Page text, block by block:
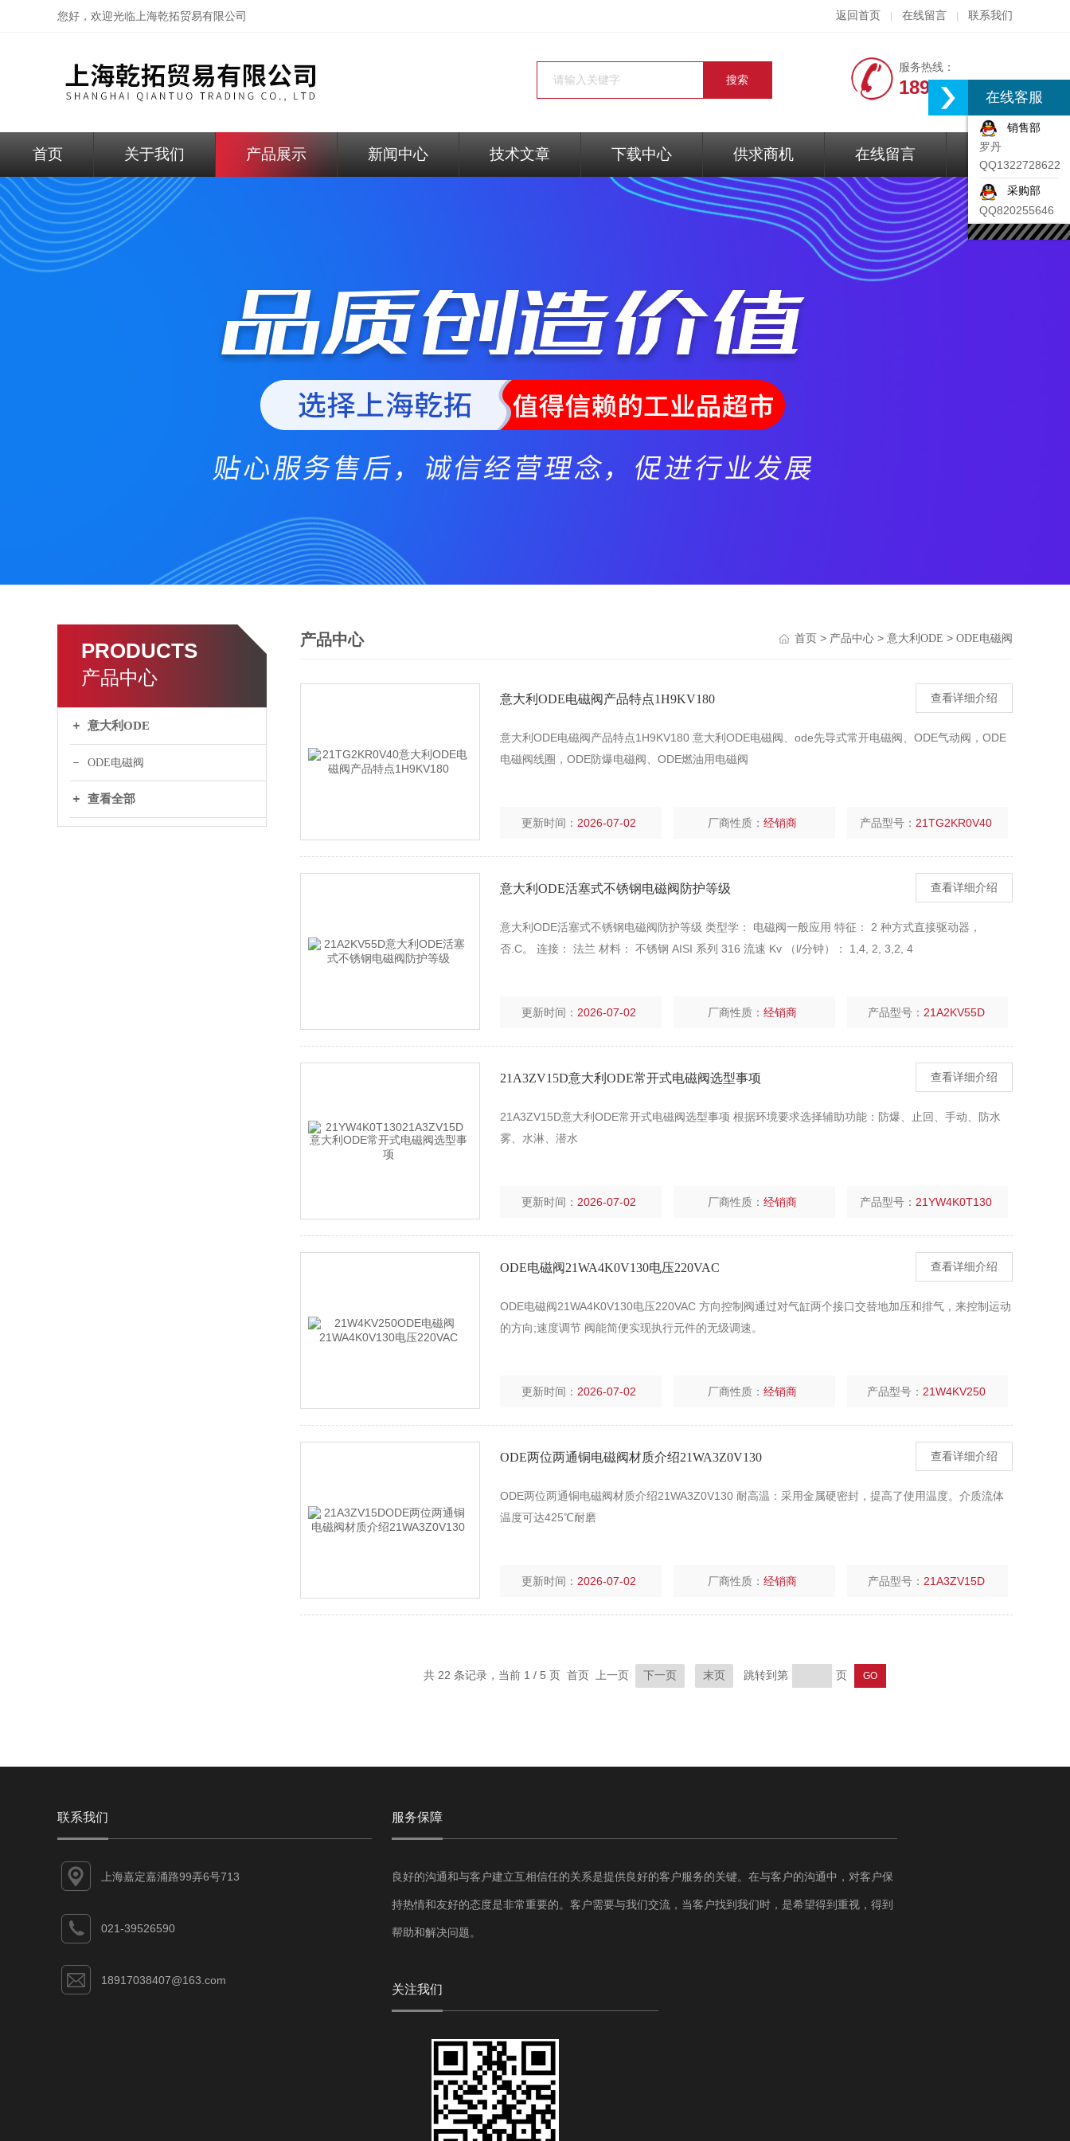
您好，欢迎光临上海乾拓贸易有限公司 返回首页 在线留言 联系我们
服务热线：
18917074297
首页 关于我们 产品展示 新闻中心 技术文章 下载中心 供求商机 在线留言 联系我们
PRODUCTS
产品中心
意大利ODE
ODE电磁阀
查看全部
产品中心 首页 > 产品中心 > 意大利ODE > ODE电磁阀
意大利ODE电磁阀产品特点1H9KV180 查看详细介绍
意大利ODE电磁阀产品特点1H9KV180 意大利ODE电磁阀、ode先导式常开电磁阀、ODE气动阀，ODE
电磁阀线圈，ODE防爆电磁阀、ODE燃油用电磁阀
更新时间： 2026-07-02 厂商性质：经销商 产品型号： 21TG2KR0V40
意大利ODE活塞式不锈钢电磁阀防护等级 查看详细介绍
意大利ODE活塞式不锈钢电磁阀防护等级 类型学： 电磁阀一般应用 特征： 2 种方式直接驱动器，
否.C。 连接： 法兰 材料： 不锈钢 AISI 系列 316 流速 Kv （l/分钟）： 1,4, 2, 3,2, 4
更新时间： 2026-07-02 厂商性质：经销商 产品型号： 21A2KV55D
21A3ZV15D意大利ODE常开式电磁阀选型事项 查看详细介绍
21A3ZV15D意大利ODE常开式电磁阀选型事项 根据环境要求选择辅助功能：防爆、止回、手动、防水
雾、水淋、潜水
更新时间： 2026-07-02 厂商性质：经销商 产品型号： 21YW4K0T130
ODE电磁阀21WA4K0V130电压220VAC 查看详细介绍
ODE电磁阀21WA4K0V130电压220VAC 方向控制阀通过对气缸两个接口交替地加压和排气，来控制运动
的方向;速度调节 阀能简便实现执行元件的无级调速。
更新时间： 2026-07-02 厂商性质：经销商 产品型号： 21W4KV250
ODE两位两通铜电磁阀材质介绍21WA3Z0V130 查看详细介绍
ODE两位两通铜电磁阀材质介绍21WA3Z0V130 耐高温：采用金属硬密封，提高了使用温度。介质流体
温度可达425℃耐磨
更新时间： 2026-07-02 厂商性质：经销商 产品型号： 21A3ZV15D
共 22 条记录，当前 1 / 5 页 首页 上一页 下一页 末页 跳转到第 页
联系我们
上海嘉定嘉涌路99弄6号713
021-39526590
18917038407@163.com
服务保障
良好的沟通和与客户建立互相信任的关系是提供良好的客户服务的关键。在与客户的沟通中，对客户保
持热情和友好的态度是非常重要的。客户需要与我们交流，当客户找到我们时，是希望得到重视，得到
帮助和解决问题。
关注我们
在线客服
销售部
罗丹
QQ1322728622
采购部
QQ820255646